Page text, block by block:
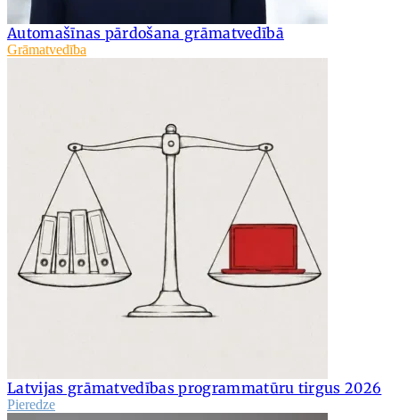
Automašīnas pārdošana grāmatvedībā
Grāmatvedība
Latvijas grāmatvedības programmatūru tirgus 2026
Pieredze